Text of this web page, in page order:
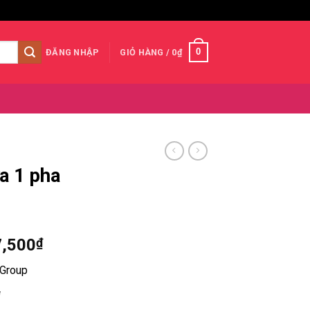
ĐĂNG NHẬP GIỎ HÀNG / 0₫ 0
1 pha
₫Khoảng